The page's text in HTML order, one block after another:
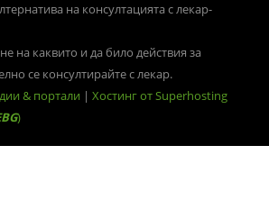
на консултацията с лекар-
на каквито и да било действия за
се консултирайте с лекар.
& портали | Хостинг от Superhosting
)